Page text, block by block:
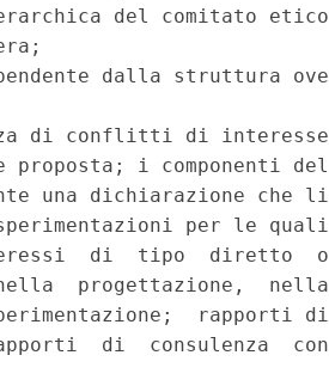
del comitato etico
dalla struttura ove
di conflitti di interesse
i componenti del
una dichiarazione che li
per le quali
di  tipo  diretto  o
progettazione,  nella
rapporti di
di  consulenza  con